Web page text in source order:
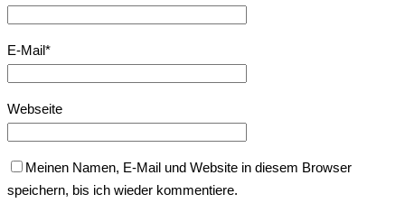
E-Mail*
Webseite
Meinen Namen, E-Mail und Website in diesem Browser
speichern, bis ich wieder kommentiere.